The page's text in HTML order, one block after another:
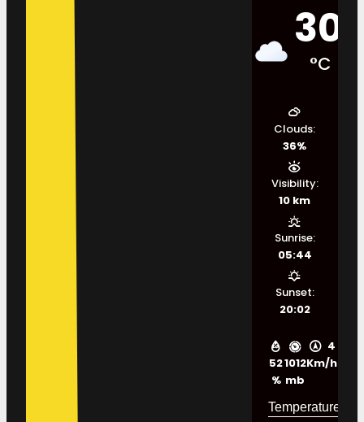
30
°C
52
%
1012
mb
4
Km/h
Clouds:
36%
Visibility:
10 km
Sunrise:
05:44
Sunset:
20:02